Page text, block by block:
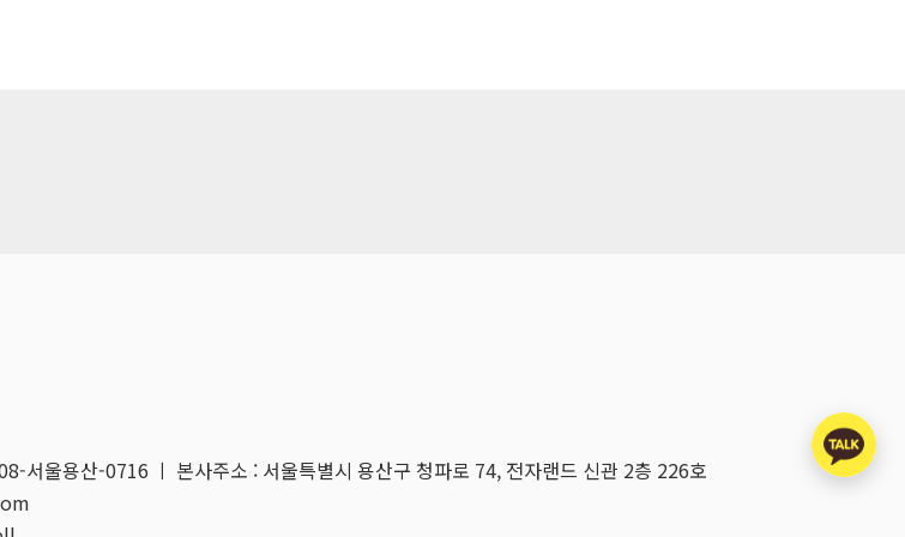
서울용산-0716 ㅣ 본사주소 : 서울특별시 용산구 청파로 74, 전자랜드 신관 2층 226호